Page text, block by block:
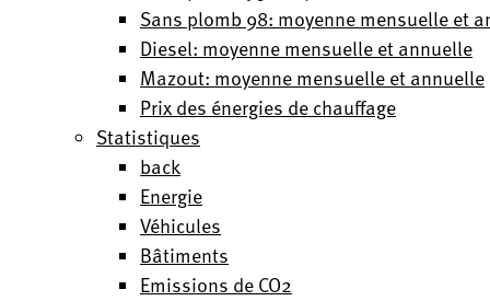
Sans plomb 98: moyenne mensuelle et
Diesel: moyenne mensuelle et annuelle
Mazout: moyenne mensuelle et annuelle
Prix des énergies de chauffage
Statistiques
back
Energie
Véhicules
Bâtiments
Emissions de CO2